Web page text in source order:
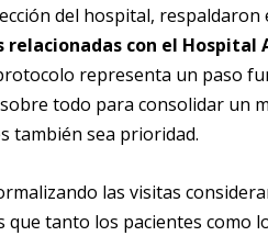
del hospital, respaldaron
relacionadas con el Hospital
representa un paso
todo para consolidar un
también sea prioridad.
las visitas
que tanto los pacientes como